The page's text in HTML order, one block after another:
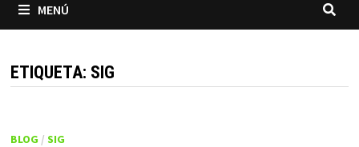
MENÚ
ETIQUETA: SIG
BLOG / SIG